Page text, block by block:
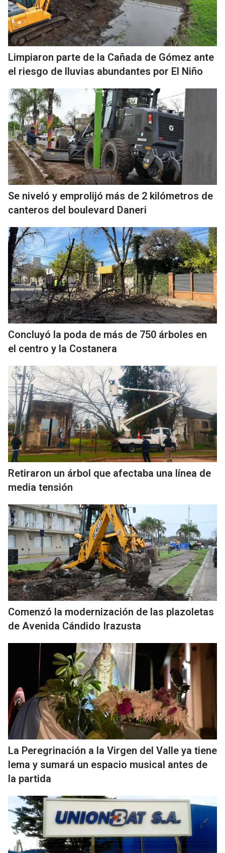
Limpiaron parte de la Cañada de Gómez ante
el riesgo de lluvias abundantes por El Niño
Se niveló y emprolijó más de 2 kilómetros de
canteros del boulevard Daneri
Concluyó la poda de más de 750 árboles en
el centro y la Costanera
Retiraron un árbol que afectaba una línea de
media tensión
Comenzó la modernización de las plazoletas
de Avenida Cándido Irazusta
La Peregrinación a la Virgen del Valle ya tiene
lema y sumará un espacio musical antes de
la partida